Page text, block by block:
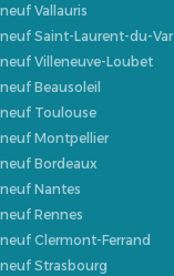
Vallauris
Saint-Laurent-du-Var
Villeneuve-Loubet
Beausoleil
Toulouse
Montpellier
Bordeaux
Nantes
Rennes
Clermont-Ferrand
Strasbourg